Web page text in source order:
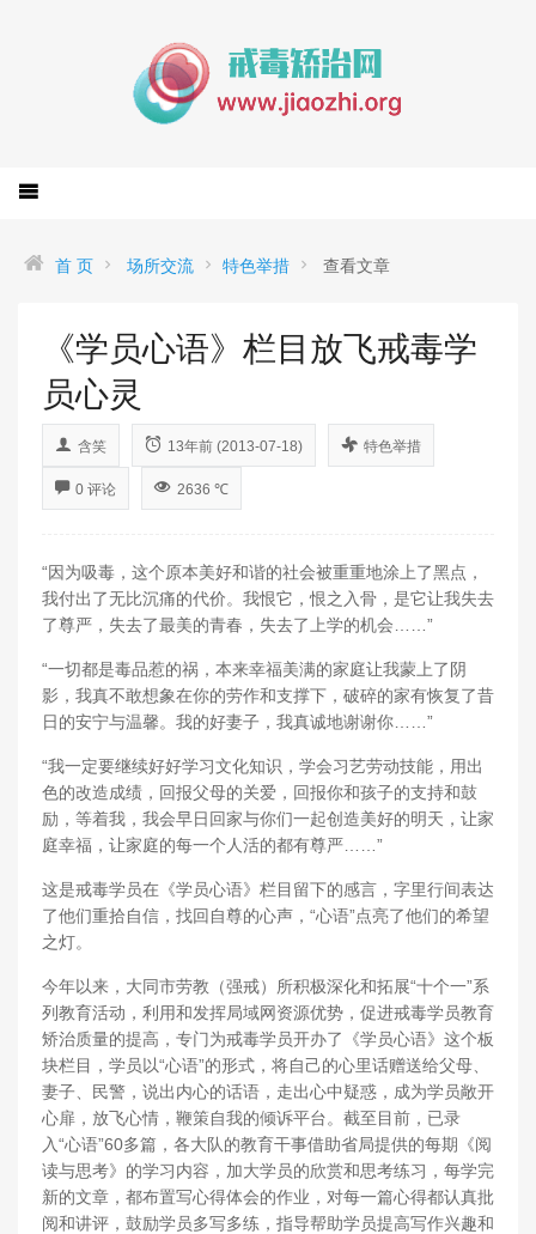
首 页 场所交流 特色举措 查看文章
《学员心语》栏目放飞戒毒学
员心灵
含笑 13年前 (2013-07-18) 特色举措
0 评论 2636 ℃
“因为吸毒，这个原本美好和谐的社会被重重地涂上了黑点，
我付出了无比沉痛的代价。我恨它，恨之入骨， 是它让我失去
了尊严，失去了最美的青春，失去了上学的机会……”
“一切都是毒品惹的祸，本来幸福美满的家庭让我蒙上了阴
影， 我真不敢想象在你的劳作和支撑下， 破碎的家有恢复了昔
日的安宁与温馨。我的好妻子， 我真诚地谢谢你……”
“我一定要继续好好学习文化知识，学会习艺劳动技能， 用出
色的改造成绩，回报父母的关爱，回报你和孩子的支持和鼓
励， 等着我，我会早日回家与你们一起创造美好的明天，让家
庭幸福， 让家庭的每一个人活的都有尊严……”
这是戒毒学员在《学员心语》栏目留下的感言， 字里行间表达
了他们重拾自信，找回自尊的心声，“心语”点亮了他们的希望
之灯。
今年以来，大同市劳教（强戒）所积极深化和拓展“十个一”系
列教育活动，利用和发挥局域网资源优势， 促进戒毒学员教育
矫治质量的提高，专门为戒毒学员开办了《学员心语》这个板
块栏目，学员以“心语”的形式， 将自己的心里话赠送给父母、
妻子、民警，说出内心的话语， 走出心中疑惑，成为学员敞开
心扉，放飞心情， 鞭策自我的倾诉平台。截至目前，已录
入“心语”60多篇， 各大队的教育干事借助省局提供的每期《阅
读与思考》的学习内容， 加大学员的欣赏和思考练习，每学完
新的文章， 都布置写心得体会的作业，对每一篇心得都认真批
阅和讲评， 鼓励学员多写多练，指导帮助学员提高写作兴趣和